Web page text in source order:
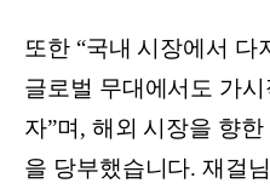
또한 “국내 시장에서 다
글로벌 무대에서도 가
자”며, 해외 시장을 향
을 당부했습니다. 재걸